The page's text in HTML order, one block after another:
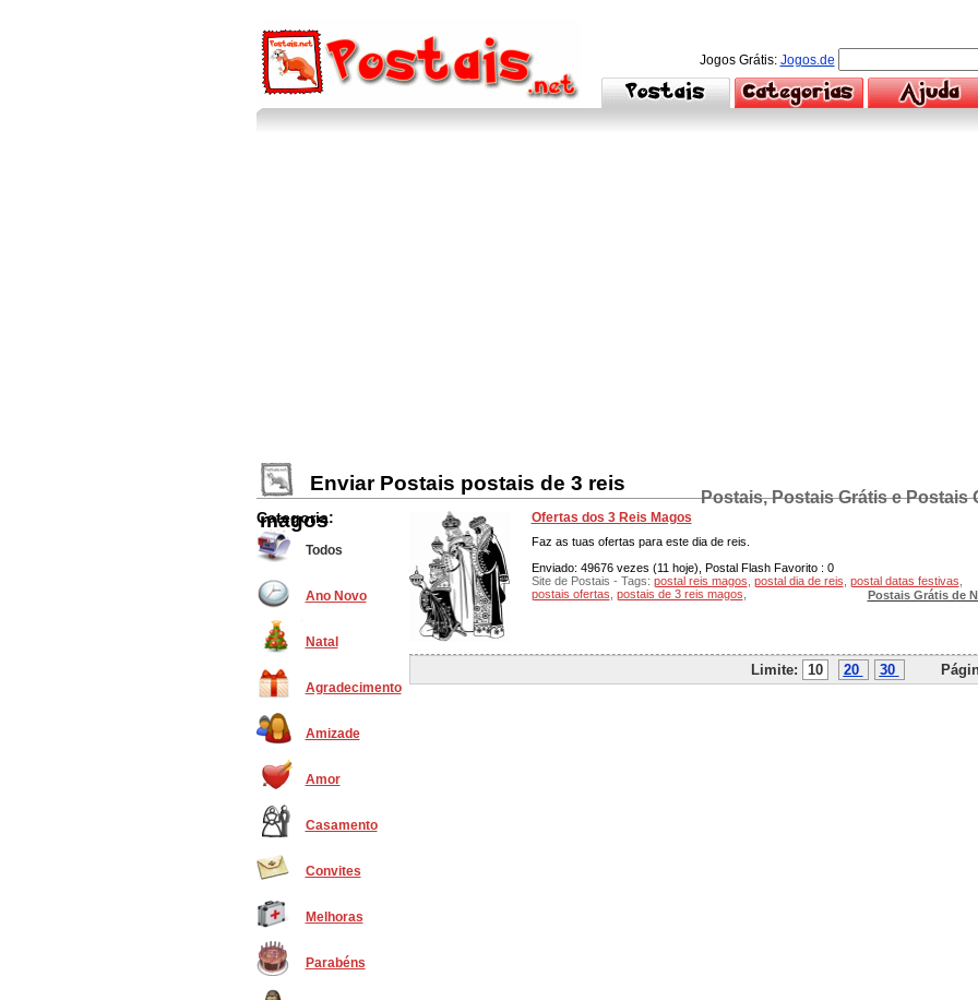
Jogos Grátis: Jogos.de
Enviar Postais postais de 3 reis
magos
Postais, Postais Grátis e Postais
Categoria:
Todos
Ano Novo
Natal
Agradecimento
Amizade
Amor
Casamento
Convites
Melhoras
Parabéns
Ofertas dos 3 Reis Magos
Faz as tuas ofertas para este dia de reis.
Enviado: 49676 vezes (11 hoje), Postal Flash Favorito : 0
Site de Postais - Tags: postal reis magos postal dia de reis postal datas festivas
postais ofertas postais de 3 reis magos Postais Grátis de
Limite: 10 20 30